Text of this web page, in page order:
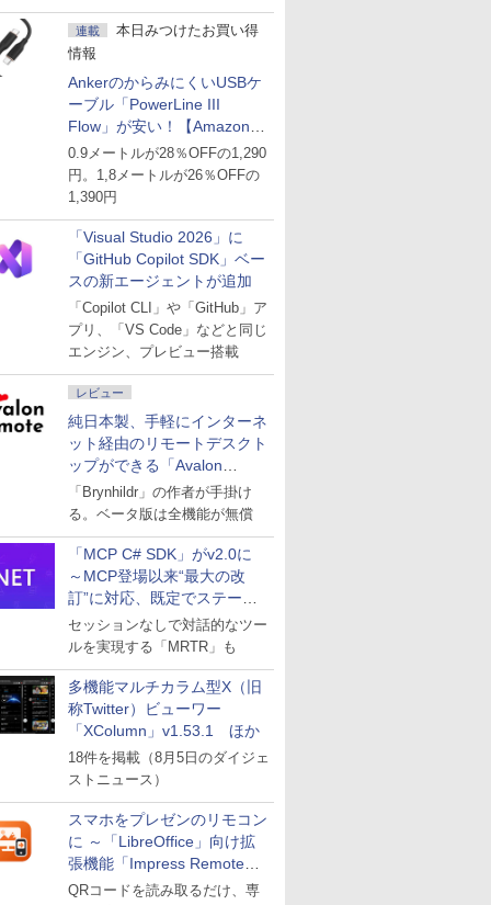
連載
本日みつけたお買い得
情報
AnkerのからみにくいUSBケ
ーブル「PowerLine III
Flow」が安い！【Amazon暮
らし応援サマーSale】
0.9メートルが28％OFFの1,290
円。1,8メートルが26％OFFの
1,390円
「Visual Studio 2026」に
「GitHub Copilot SDK」ベー
スの新エージェントが追加
「Copilot CLI」や「GitHub」ア
プリ、「VS Code」などと同じ
エンジン、プレビュー搭載
レビュー
純日本製、手軽にインターネ
ット経由のリモートデスクト
ップができる「Avalon
remote」
「Brynhildr」の作者が手掛け
る。ベータ版は全機能が無償
「MCP C# SDK」がv2.0に
～MCP登場以来“最大の改
訂”に対応、既定でステート
レスへ
セッションなしで対話的なツー
ルを実現する「MRTR」も
多機能マルチカラム型X（旧
称Twitter）ビューワー
「XColumn」v1.53.1 ほか
18件を掲載（8月5日のダイジェ
ストニュース）
スマホをプレゼンのリモコン
に ～「LibreOffice」向け拡
張機能「Impress Remote」
が公開
QRコードを読み取るだけ、専